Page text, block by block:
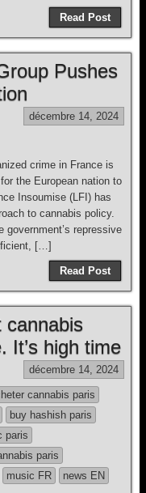
Read Post
Pushes
décembre 14, 2024
crime in France is
the European nation to
Insoumise (LFI) has
to cannabis policy.
government’s repressive
[…]
Read Post
cannabis
It’s high time
décembre 14, 2024
cannabis paris
buy hashish paris
paris
paris
music FR
news EN